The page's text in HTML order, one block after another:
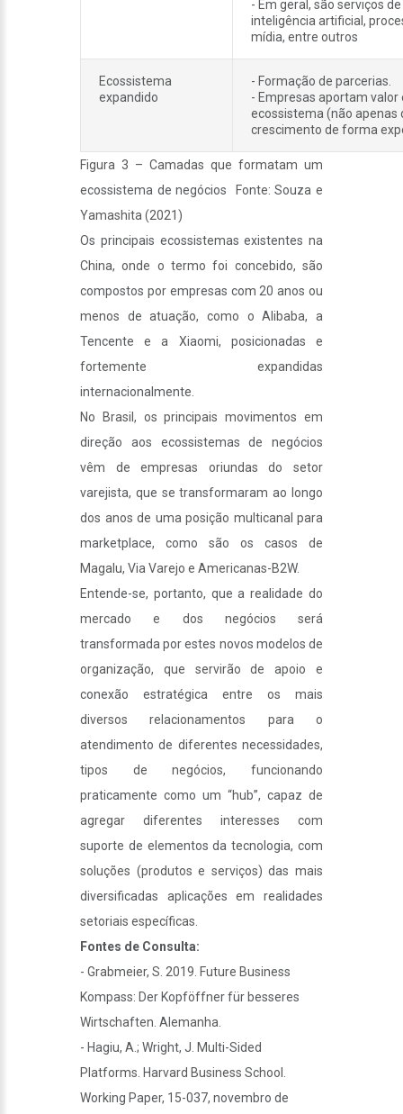
- Em geral, são serviços
inteligência artificial,
mídia, entre outros
Ecossistema
expandido
- Formação de parcerias.
- Empresas aportam
ecossistema (não apenas
crescimento de forma
Figura 3 – Camadas que formatam um
ecossistema de negócios Fonte: Souza e
Yamashita (2021)
Os principais ecossistemas existentes na
China, onde o termo foi concebido, são
compostos por empresas com 20 anos ou
menos de atuação, como o Alibaba, a
Tencente e a Xiaomi, posicionadas e
fortemente expandidas
internacionalmente.
No Brasil, os principais movimentos em
direção aos ecossistemas de negócios
vêm de empresas oriundas do setor
varejista, que se transformaram ao longo
dos anos de uma posição multicanal para
marketplace, como são os casos de
Magalu, Via Varejo e Americanas-B2W.
Entende-se, portanto, que a realidade do
mercado e dos negócios será
transformada por estes novos modelos de
organização, que servirão de apoio e
conexão estratégica entre os mais
diversos relacionamentos para o
atendimento de diferentes necessidades,
tipos de negócios, funcionando
praticamente como um “hub”, capaz de
agregar diferentes interesses com
suporte de elementos da tecnologia, com
soluções (produtos e serviços) das mais
diversificadas aplicações em realidades
setoriais específicas.
Fontes de Consulta:
- Grabmeier, S. 2019. Future Business
Kompass: Der Kopföffner für besseres
Wirtschaften. Alemanha.
- Hagiu, A.; Wright, J. Multi-Sided
Platforms. Harvard Business School.
Working Paper, 15-037, novembro de